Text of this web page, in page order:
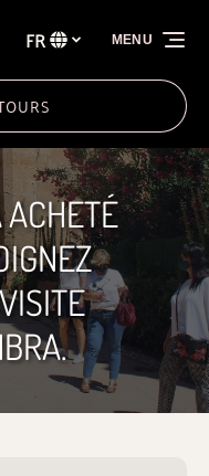
Sélectionnez
votre
FR MENU